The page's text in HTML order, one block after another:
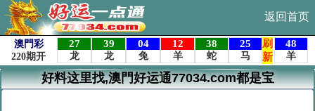
返回首页
好料这里找,澳門好运通77034.com都是宝